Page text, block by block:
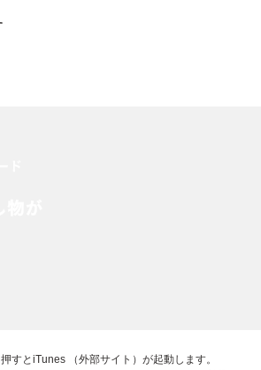
すとiTunes （外部サイト）が起動します。